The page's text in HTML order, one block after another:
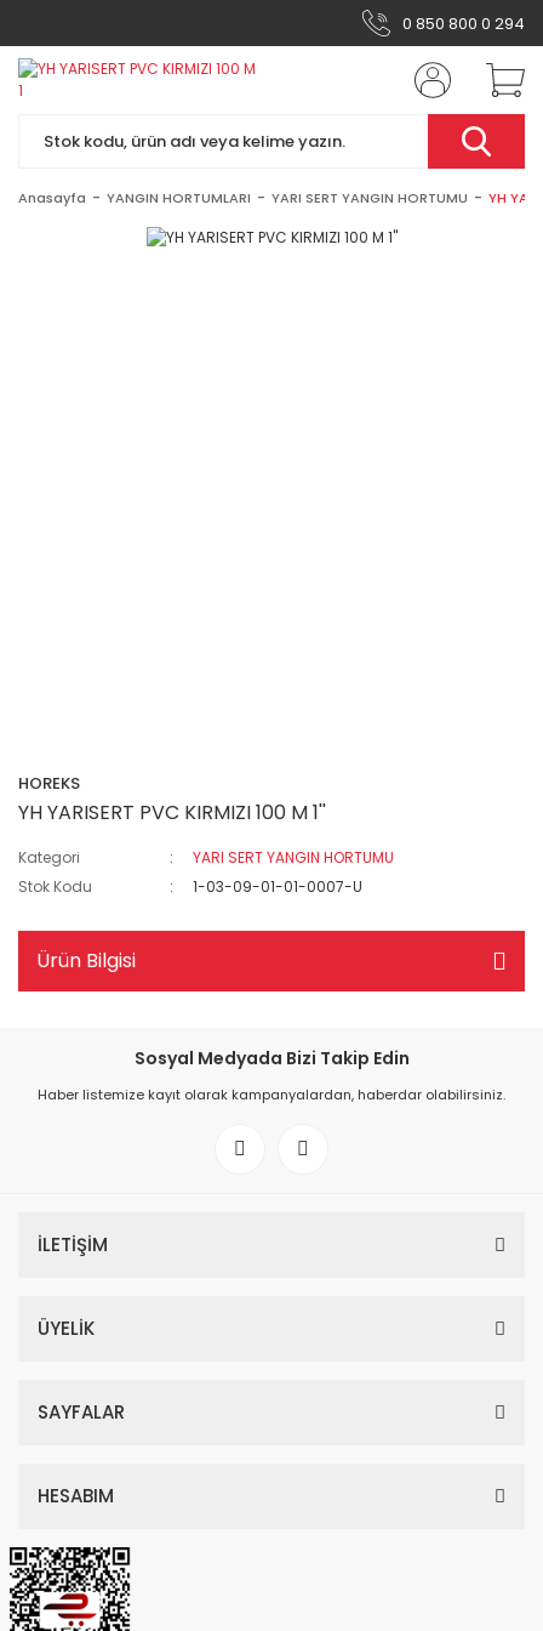
0 850 800 0 294
Anasayfa YANGIN HORTUMLARI YARI SERT YANGIN HORTUMU YH
HOREKS
YH YARISERT PVC KIRMIZI 100 M 1''
Kategori
YARI SERT YANGIN HORTUMU
Stok Kodu
1-03-09-01-01-0007-U
Ürün Bilgisi
Sosyal Medyada Bizi Takip Edin
Haber listemize kayıt olarak kampanyalardan, haberdar olabilirsiniz.
İLETİŞİM
ÜYELİK
SAYFALAR
HESABIM